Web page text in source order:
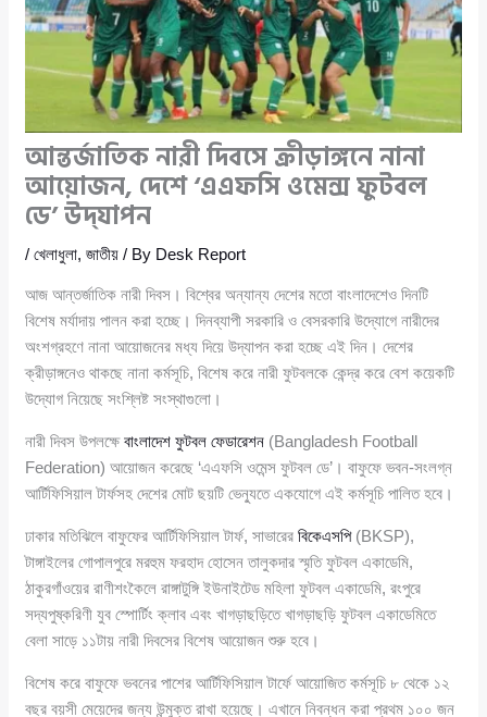
আন্তর্জাতিক নারী দিবসে ক্রীড়াঙ্গনে নানা
আয়োজন, দেশে ‘এএফসি ওমেন্স ফুটবল
ডে’ উদ্‌যাপন
/খেলাধুলা,জাতীয় / By Desk Report
আজ আন্তর্জাতিক নারী দিবস। বিশ্বের অন্যান্য দেশের মতো বাংলাদেশেও দিনটি
বিশেষ মর্যাদায় পালন করা হচ্ছে। দিনব্যাপী সরকারি ও বেসরকারি উদ্যোগে নারীদের
অংশগ্রহণে নানা আয়োজনের মধ্য দিয়ে উদ্‌যাপন করা হচ্ছে এই দিন। দেশের
ক্রীড়াঙ্গনেও থাকছে নানা কর্মসূচি, বিশেষ করে নারী ফুটবলকে কেন্দ্র করে বেশ কয়েকটি
উদ্যোগ নিয়েছে সংশ্লিষ্ট সংস্থাগুলো।
নারী দিবস উপলক্ষেবাংলাদেশ ফুটবল ফেডারেশন (Bangladesh Football
Federation) আয়োজন করেছে ‘এএফসি ওমেন্স ফুটবল ডে’। বাফুফে ভবন-সংলগ্ন
আর্টিফিসিয়াল টার্ফসহ দেশের মোট ছয়টি ভেন্যুতে একযোগে এই কর্মসূচি পালিত হবে।
ঢাকার মতিঝিলে বাফুফের আর্টিফিসিয়াল টার্ফ, সাভারেরবিকেএসপি(BKSP),
টাঙ্গাইলের গোপালপুরে মরহুম ফরহাদ হোসেন তালুকদার স্মৃতি ফুটবল একাডেমি,
ঠাকুরগাঁওয়ের রাণীশংকৈলে রাঙ্গাটুঙ্গি ইউনাইটেড মহিলা ফুটবল একাডেমি, রংপুরে
সদ্যপুষ্করিণী যুব স্পোর্টিং ক্লাব এবং খাগড়াছড়িতে খাগড়াছড়ি ফুটবল একাডেমিতে
বেলা সাড়ে ১১টায় নারী দিবসের বিশেষ আয়োজন শুরু হবে।
বিশেষ করে বাফুফে ভবনের পাশের আর্টিফিসিয়াল টার্ফে আয়োজিত কর্মসূচি ৮ থেকে ১২
বছর বয়সী মেয়েদের জন্য উন্মুক্ত রাখা হয়েছে। এখানে নিবন্ধন করা প্রথম ১০০ জন